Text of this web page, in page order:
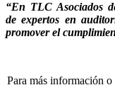
“En TLC Asociados
de expertos en
promover el
Para más información